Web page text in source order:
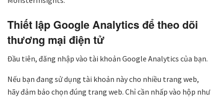
Thiết lập Google Analytics để theo dõi
thương mại điện tử
Đầu tiên, đăng nhập vào tài khoản Google Analytics của bạn.
Nếu bạn đang sử dụng tài khoản này cho nhiều trang web,
hãy đảm bảo chọn đúng trang web. Chỉ cần nhấp vào hộp như